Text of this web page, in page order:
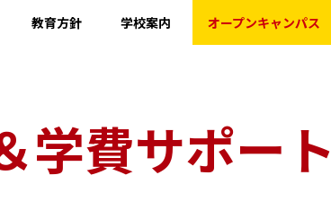
教育方針
学校案内
教育ローン＆学費サポート
オープンキャンパス
学費サポート